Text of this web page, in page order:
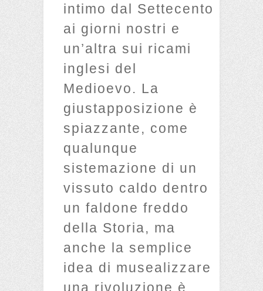
intimo dal Settecento
ai giorni nostri e
un’altra sui ricami
inglesi del
Medioevo. La
giustapposizione è
spiazzante, come
qualunque
sistemazione di un
vissuto caldo dentro
un faldone freddo
della Storia, ma
anche la semplice
idea di musealizzare
una rivoluzione è